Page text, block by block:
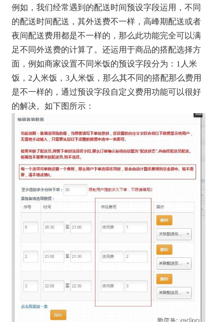
例如，我们经常遇到的配送时间预设字段运用，不同
的配送时间配送，其外送费不一样，高峰期配送或者
夜间配送费用都是不一样的，那么此功能完全可以满
足不同外送费的计算了。还运用于商品的搭配选择方
面，例如商家设置不同米饭的预设字段分为：1人米
饭，2人米饭，3人米饭，那么其不同的搭配那么费用
是不一样的，通过预设字段自定义费用功能可以很好
的解决。如下图所示：